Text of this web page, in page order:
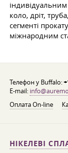
коло, дріт,
сегменті
міжнародним
Телефон у Buffalo:
E-mail:
Оплата On-line
НІКЕЛЕВІ